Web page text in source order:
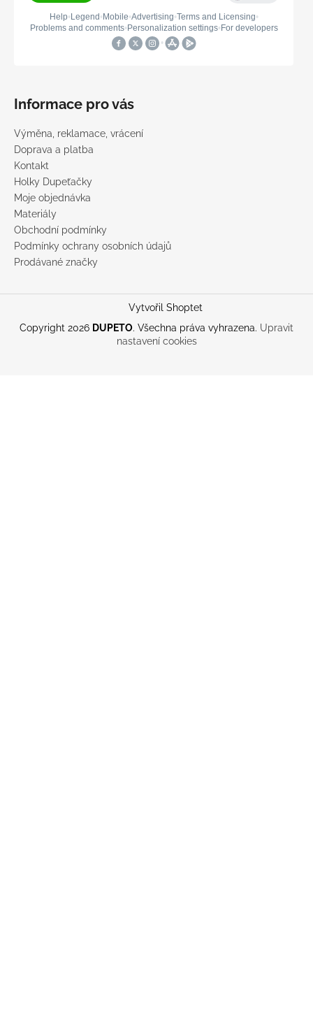
Informace pro vás
Výměna, reklamace, vrácení
Doprava a platba
Kontakt
Holky Dupeťačky
Moje objednávka
Materiály
Obchodní podmínky
Podmínky ochrany osobních údajů
Prodávané značky
Vytvořil Shoptet
Copyright 2026 DUPETO. Všechna práva vyhrazena. Upravit
nastavení cookies